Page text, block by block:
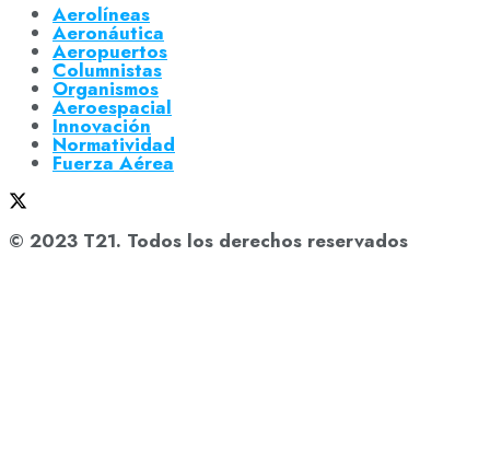
Aerolíneas
Aeronáutica
Aeropuertos
Columnistas
Organismos
Aeroespacial
Innovación
Normatividad
Fuerza Aérea
© 2023 T21. Todos los derechos reservados